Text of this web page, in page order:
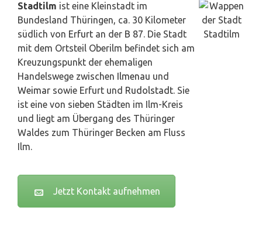
Stadtilm ist eine Kleinstadt im
Bundesland Thüringen, ca. 30 Kilometer
südlich von Erfurt an der B 87. Die Stadt
mit dem Ortsteil Oberilm befindet sich am
Kreuzungspunkt der ehemaligen
Handelswege zwischen Ilmenau und
Weimar sowie Erfurt und Rudolstadt. Sie
ist eine von sieben Städten im Ilm-Kreis
und liegt am Übergang des Thüringer
Waldes zum Thüringer Becken am Fluss
Ilm.
Jetzt Kontakt aufnehmen